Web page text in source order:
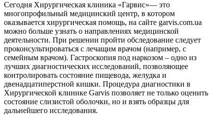
Сегодня Хирургическая клиника «Гарвис»— это
многопрофильный медицинский центр, в котором
оказывается хирургическая помощь, на сайте garvis.com.ua
можно больше узнать о направлениях медицинской
деятельности. При решении пройти обследование следует
проконсультироваться с лечащим врачом (например, с
семейным врачом). Гастроскопия под наркозом – одно из
лучших диагностических исследований, позволяющее
контролировать состояние пищевода, желудка и
двенадцатиперстной кишки. Процедура диагностики в
Хирургической клинике Garvis позволяет не только оценить
состояние слизистой оболочки, но и взять образцы для
дальнейшего исследования.